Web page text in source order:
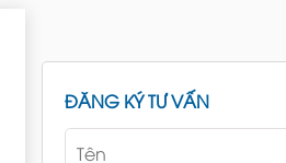
ĐĂNG KÝ TƯ VẤN